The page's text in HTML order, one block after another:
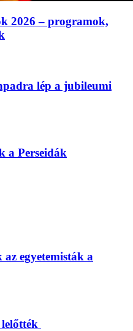
2026 – programok,
lép a jubileumi
a Perseidák
az egyetemisták a